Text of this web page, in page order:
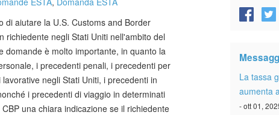
di aiutare la U.S. Customs and Border
richiedente negli Stati Uniti nell'ambito del
domande è molto importante, in quanto la
i precedenti penali, i precedenti per
negli Stati Uniti, i precedenti in
i precedenti di viaggio in determinati
una chiara indicazione se il richiedente
La tassa
aumenta
- ott 01,